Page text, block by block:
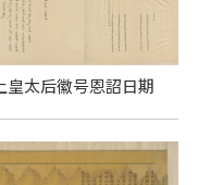
太后徽号恩詔日期